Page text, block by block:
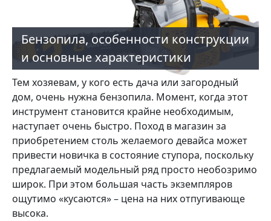
Бензопила, особенности конструкции
и основные характеристики
Тем хозяевам, у кого есть дача или загородный
дом, очень нужна бензопила. Момент, когда этот
инструмент становится крайне необходимым,
наступает очень быстро. Поход в магазин за
приобретением столь желаемого девайса может
привести новичка в состояние ступора, поскольку
предлагаемый модельный ряд просто необозримо
широк. При этом большая часть экземпляров
ощутимо «кусаются» – цена на них отпугивающе
высока.